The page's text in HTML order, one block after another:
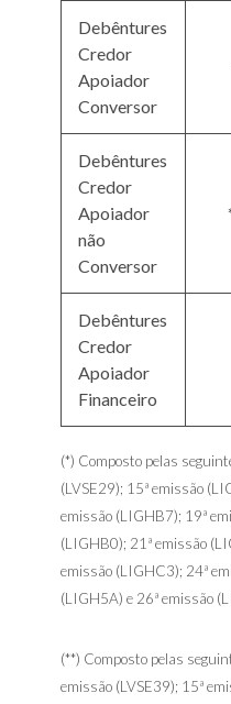
Debêntures
Credor
Apoiador
Conversor
Debêntures
Credor
Apoiador
não
Conversor
Debêntures
Credor
Apoiador
Financeiro
(*) Composto pelas
(LVSE29); 15ª emissão
emissão (LIGHB7); 19ª
(LIGHB0); 21ª emissão
emissão (LIGHC3); 24ª
(LIGH5A) e 26ª emissão
(**) Composto pelas
emissão (LVSE39); 15ª